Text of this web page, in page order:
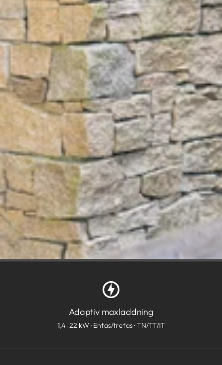
Adaptiv maxladdning
1,4–22 kW · Enfas/trefas · TN/TT/IT